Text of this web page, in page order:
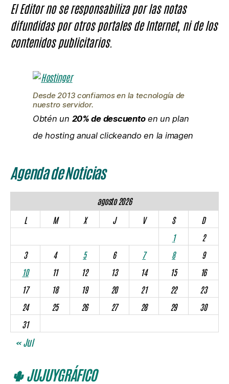
El Editor no se responsabiliza por las notas
difundidas por otros portales de Internet, ni de los
contenidos publicitarios.
Desde 2013 confiamos en la tecnología de
nuestro servidor.
Obtén un 20% de descuentoen un plan
de hosting anual clickeando en la imagen
Agenda de Noticias
agosto 2026
L
M X J V S
D
1
2
3
4 5 6 7 8
9
10
11 12 13 14 15
16
17
18 19 20 21 22
23
24
25 26 27 28 29
30
31
« Jul
🌵 JUJUYGRÁFICO